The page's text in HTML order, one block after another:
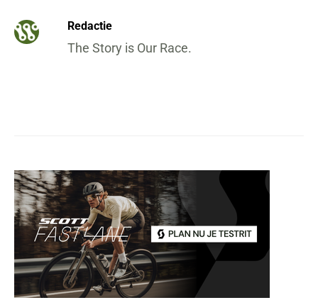
Redactie
The Story is Our Race.